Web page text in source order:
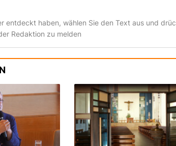
entdeckt haben, wählen Sie den Text aus und
Redaktion zu melden